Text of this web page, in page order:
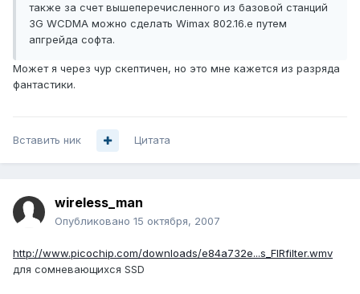
также за счет вышеперечисленного из базовой станций
3G WCDMA можно сделать Wimax 802.16.e путем
апгрейда софта.
Может я через чур скептичен, но это мне кажется из разряда
фантастики.
Вставить ник Цитата
wireless_man
Опубликовано 15 октября, 2007
http://www.picochip.com/downloads/e84a732e...s_FIRfilter.wmv
для сомневающихся SSD